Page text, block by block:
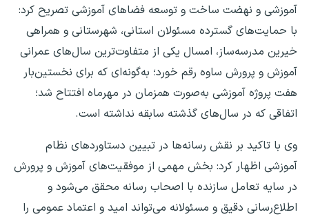
آموزشی و نهضت ساخت و توسعه فضاهای آموزشی تصریح کرد:
با حمایت‌های گسترده مسئولان استانی، شهرستانی و همراهی
خیرین مدرسه‌ساز، امسال یکی از متفاوت‌ترین سال‌های عمرانی
آموزش و پرورش ساوه رقم خورد؛ به‌گونه‌ای که برای نخستین‌بار
هفت پروژه آموزشی به‌صورت همزمان در مهرماه افتتاح شد؛
اتفاقی که در سال‌های گذشته سابقه نداشته است.
وی با تاکید بر نقش رسانه‌ها در تبیین دستاوردهای نظام
آموزشی اظهار کرد: بخش مهمی از موفقیت‌های آموزش و پرورش
در سایه تعامل سازنده با اصحاب رسانه محقق می‌شود و
اطلاع‌رسانی دقیق و مسئولانه می‌تواند امید و اعتماد عمومی را